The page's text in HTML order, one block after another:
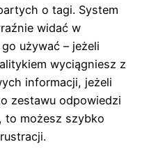
o tagi. System
widać w
używać – jeżeli
wyciągniesz z
informacji, jeżeli
zestawu odpowiedzi
to możesz szybko